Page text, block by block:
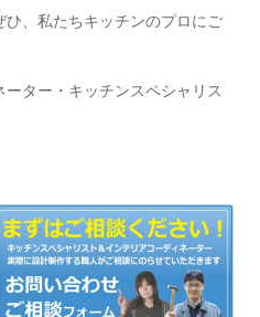
、私たちキッチンのプロにご
ー・キッチンスペシャリス